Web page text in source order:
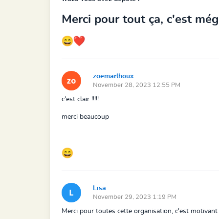
Merci pour tout ça, c'est
zoemarlhoux
November 28, 2023 12:55 PM
c'est clair !!!!!
merci beaucoup
Lisa
November 29, 2023 1:19 PM
Merci pour toutes cette organisation, c'est motivant